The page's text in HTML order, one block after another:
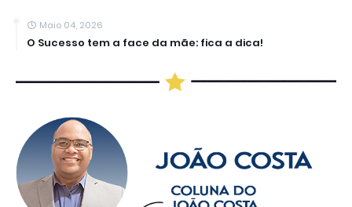
Maio 04, 2026
O Sucesso tem a face da mãe: fica a dica!